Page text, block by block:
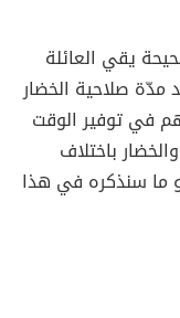
يقي العائلة
مدّة صلاحية الخضار
في توفير الوقت
باختلاف
ما سنذكره في هذا